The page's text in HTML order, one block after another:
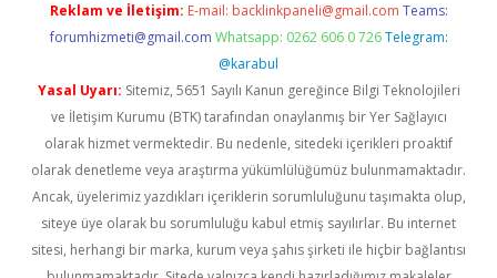
Reklam ve İletişim: E-mail: backlinkpaneli@gmail.com Teams:
forumhizmeti@gmail.com Whatsapp: 0262 606 0 726 Telegram:
@karabul
Yasal Uyarı: Sitemiz, 5651 Sayılı Kanun gereğince Bilgi Teknolojileri
ve İletişim Kurumu (BTK) tarafından onaylanmış bir Yer Sağlayıcı
olarak hizmet vermektedir. Bu nedenle, sitedeki içerikleri proaktif
olarak denetleme veya araştırma yükümlülüğümüz bulunmamaktadır.
Ancak, üyelerimiz yazdıkları içeriklerin sorumluluğunu taşımakta olup,
siteye üye olarak bu sorumluluğu kabul etmiş sayılırlar. Bu internet
sitesi, herhangi bir marka, kurum veya şahıs şirketi ile hiçbir bağlantısı